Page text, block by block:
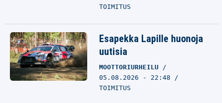
TOIMITUS
Esapekka Lapille huonoja
uutisia
MOOTTORIURHEILU
05.08.2026 - 22:48
TOIMITUS